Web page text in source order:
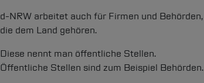
d-NRW arbeitet auch für Firmen und Behörden,
die dem Land gehören.
Diese nennt man öffentliche Stellen.
Öffentliche Stellen sind zum Beispiel Behörden.